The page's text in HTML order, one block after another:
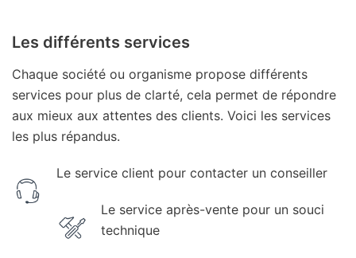
Les différents services
Chaque société ou organisme propose différents
services pour plus de clarté, cela permet de répondre
aux mieux aux attentes des clients. Voici les services
les plus répandus.
Le service client pour contacter un conseiller
Le service après-vente pour un souci
technique